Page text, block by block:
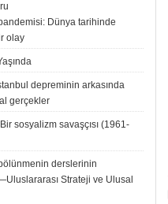
Dünya tarihinde
olay
depreminin arkasında
gerçekler
sosyalizm savaşçısı (1961-
derslerinin
Strateji ve Ulusal